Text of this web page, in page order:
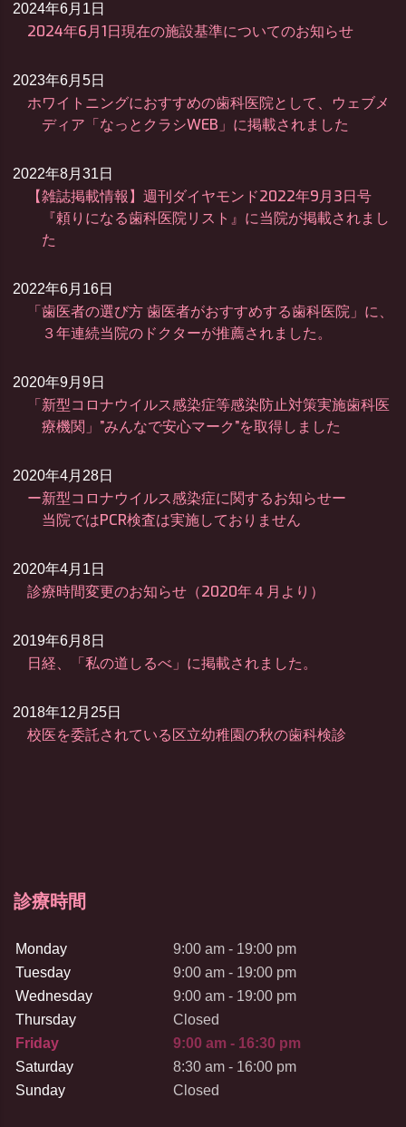
2024年6月1日現在の施設基準についてのお知らせ
2024年6月1日
ホワイトニングにおすすめの歯科医院として、ウェブメ
ディア「なっとクラシWEB」に掲載されました
2023年6月5日
【雑誌掲載情報】週刊ダイヤモンド2022年9月3日号
『頼りになる歯科医院リスト』に当院が掲載されまし
た
2022年8月31日
「歯医者の選び方 歯医者がおすすめする歯科医院」に、
３年連続当院のドクターが推薦されました。
2022年6月16日
「新型コロナウイルス感染症等感染防止対策実施歯科医
療機関」”みんなで安心マーク”を取得しました
2020年9月9日
ー新型コロナウイルス感染症に関するお知らせー
当院ではPCR検査は実施しておりません
2020年4月28日
診療時間変更のお知らせ（2020年４月より）
2020年4月1日
日経、「私の道しるべ」に掲載されました。
2019年6月8日
校医を委託されている区立幼稚園の秋の歯科検診
2018年12月25日
診療時間
Monday
9:00 am - 19:00 pm
Tuesday
9:00 am - 19:00 pm
Wednesday
9:00 am - 19:00 pm
Thursday
Closed
Friday
9:00 am - 16:30 pm
Saturday
8:30 am - 16:00 pm
Sunday
Closed